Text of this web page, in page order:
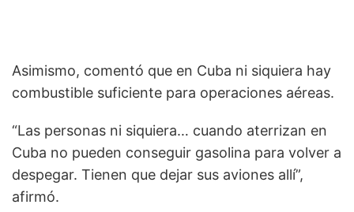
Asimismo, comentó que en Cuba ni siquiera hay
combustible suficiente para operaciones aéreas.
“Las personas ni siquiera… cuando aterrizan en
Cuba no pueden conseguir gasolina para volver a
despegar. Tienen que dejar sus aviones allí”,
afirmó.